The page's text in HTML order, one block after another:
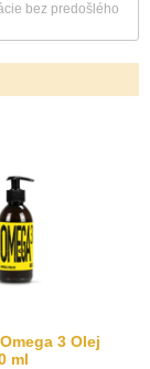
bez predošlého
3 Olej
ml